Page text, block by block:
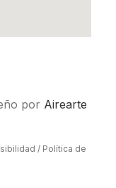
por Airearte
/ Política de